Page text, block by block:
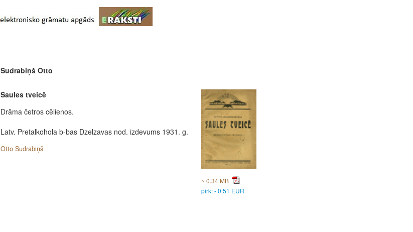
Sudrabiņš Otto
Saules tveicē
Drāma četros cēlienos.
Latv. Pretalkohola b-bas Dzelzavas nod. izdevums 1931. g.
Otto Sudrabiņš
~ 0.34 MB
pirkt - 0.51 EUR